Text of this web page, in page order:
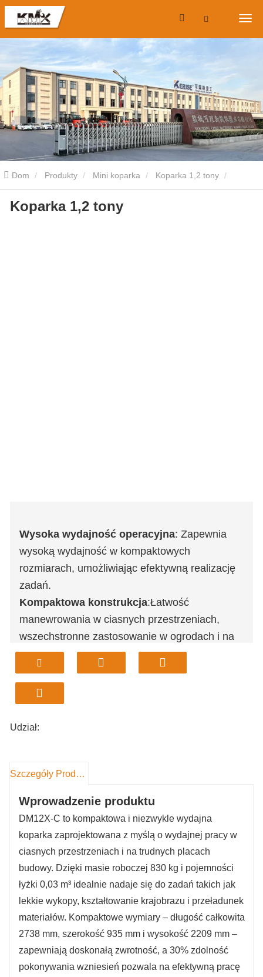
Dom Produkty Mini koparka Koparka 1,2 tony
Koparka 1,2 tony
Koparka 1,2 tony
Wysoka wydajność operacyjna: Zapewnia
wysoką wydajność w kompaktowych
rozmiarach, umożliwiając efektywną realizację
zadań.
Kompaktowa konstrukcja:Łatwość
manewrowania w ciasnych przestrzeniach,
wszechstronne zastosowanie w ogrodach i na
terenach rolniczych.
Niska waga :Lekki i elastyczny, umożliwia
szybkie rozkładanie i obsługę w środowisku
miejskim.
Trwała konstrukcja
Różne zastosowania
melioracyjnych.
Udział:
Szczegóły Produktu
Wprowadzenie produktu
DM12X-C to kompaktowa i niezwykle wydajna
koparka zaprojektowana z myślą o wydajnej pracy w
ciasnych przestrzeniach i na trudnych placach
budowy. Dzięki masie roboczej 830 kg i pojemności
łyżki 0,03 m³ idealnie nadaje się do zadań takich jak
lekkie wykopy, kształtowanie krajobrazu i przeładunek
materiałów. Kompaktowe wymiary – długość całkowita
2738 mm, szerokość 935 mm i wysokość 2209 mm –
zapewniają doskonałą zwrotność, a 30% zdolność
pokonywania wzniesień pozwala na efektywną pracę